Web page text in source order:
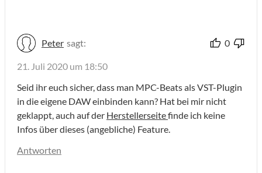
Peter sagt: 0
21. Juli 2020 um 18:50
Seid ihr euch sicher, dass man MPC-Beats als VST-Plugin
in die eigene DAW einbinden kann? Hat bei mir nicht
geklappt, auch auf der Herstellerseitefinde ich keine
Infos über dieses (angebliche) Feature.
Antworten